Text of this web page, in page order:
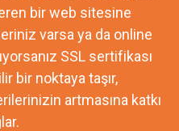
bir web sitesine
varsa ya da online
SSL sertifikası
bir noktaya taşır,
artmasına katkı